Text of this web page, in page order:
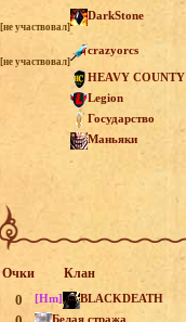
[не участвовал]
DarkStone
[не участвовал]
crazyorcs
HEAVY COUNTY
Legion
Государство
Маньяки
Очки Клан
0 [Hm] BLACKDEATH
Белая стража